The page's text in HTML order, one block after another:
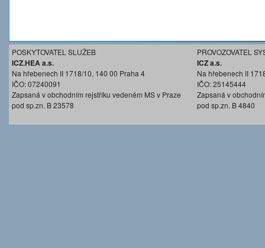
POSKYTOVATEL SLUŽEB
ICZ.HEA a.s.
Na hřebenech II 1718/10, 140 00 Praha 4
IČO: 07240091
Zapsaná v obchodním rejstříku vedeném MS v Praze
pod sp.zn. B 23578
PROVOZOVATEL
ICZ a.s.
Na hřebenech II
IČO: 25145444
Zapsaná v
pod sp.zn. B 4840